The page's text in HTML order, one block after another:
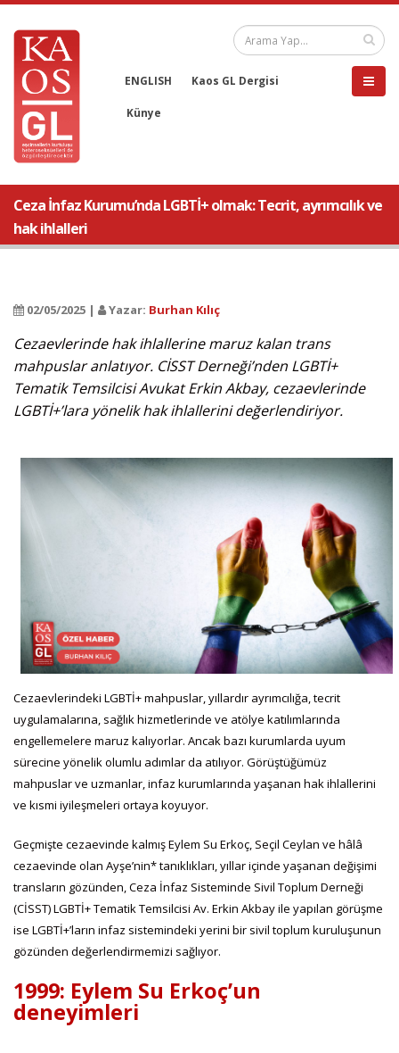
ENGLISH Kaos GL Dergisi
Künye
Ceza İnfaz Kurumu’nda LGBTİ+ olmak: Tecrit, ayrımcılık ve
hak ihlalleri
02/05/2025 | Yazar: Burhan Kılıç
Cezaevlerinde hak ihlallerine maruz kalan trans
mahpuslar anlatıyor. CİSST Derneği’nden LGBTİ+
Tematik Temsilcisi Avukat Erkin Akbay, cezaevlerinde
LGBTİ+’lara yönelik hak ihlallerini değerlendiriyor.
Cezaevlerindeki LGBTİ+ mahpuslar, yıllardır ayrımcılığa, tecrit
uygulamalarına, sağlık hizmetlerinde ve atölye katılımlarında
engellemelere maruz kalıyorlar. Ancak bazı kurumlarda uyum
sürecine yönelik olumlu adımlar da atılıyor. Görüştüğümüz
mahpuslar ve uzmanlar, infaz kurumlarında yaşanan hak ihlallerini
ve kısmi iyileşmeleri ortaya koyuyor.
Geçmişte cezaevinde kalmış Eylem Su Erkoç, Seçil Ceylan ve hâlâ
cezaevinde olan Ayşe’nin* tanıklıkları, yıllar içinde yaşanan değişimi
transların gözünden, Ceza İnfaz Sisteminde Sivil Toplum Derneği
(CİSST) LGBTİ+ Tematik Temsilcisi Av. Erkin Akbay ile yapılan görüşme
ise LGBTİ+’ların infaz sistemindeki yerini bir sivil toplum kuruluşunun
gözünden değerlendirmemizi sağlıyor.
1999: Eylem Su Erkoç’un
deneyimleri